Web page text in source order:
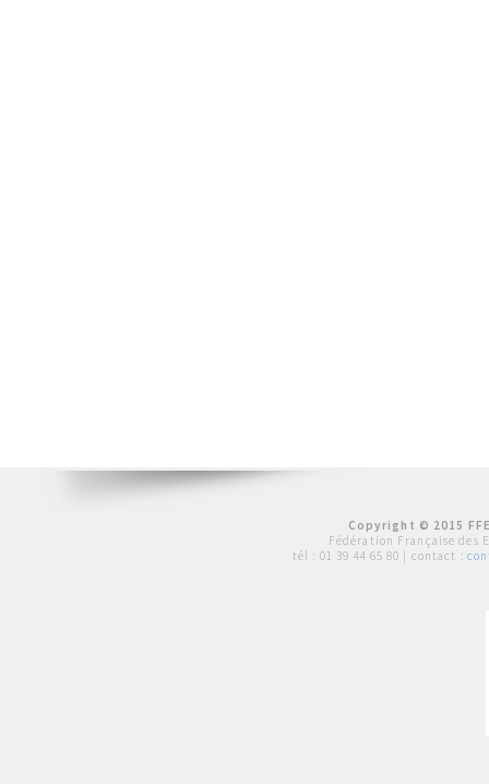
Copyright © 2015
Fédération Française des
tél : 01 39 44 65 80 | contact :